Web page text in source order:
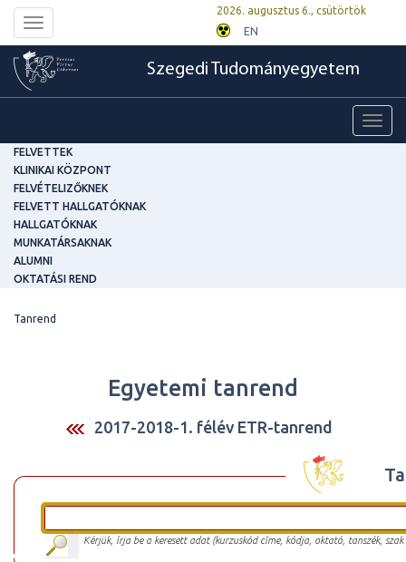
Toggle
navigation
2026. augusztus 6., csütörtök
EN
Szegedi Tudományegyetem
FELVETTEK
KLINIKAI KÖZPONT
FELVÉTELIZŐKNEK
FELVETT HALLGATÓKNAK
HALLGATÓKNAK
MUNKATÁRSAKNAK
ALUMNI
OKTATÁSI REND
Tanrend
Egyetemi tanrend
2017-2018-1. félév ETR-tanrend
Kérjük, írja be a keresett adat (kurzuskód címe, kódja, oktató, tanszék,